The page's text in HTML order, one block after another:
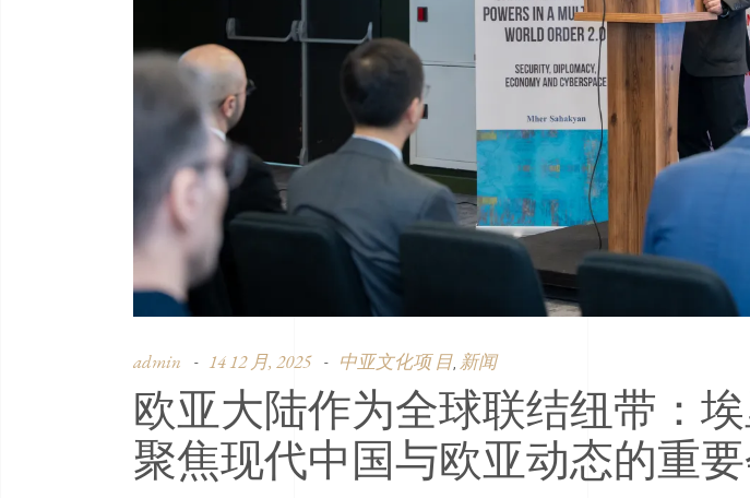
admin 14 12 月, 2025 中亚文化项 目, 新闻
欧亚大陆作为全球联结纽带：
聚焦现代中国与欧亚动态的重